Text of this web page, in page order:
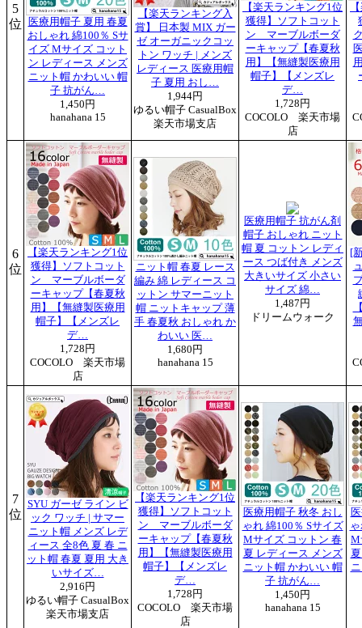
5
位
医療用帽子 夏用 春夏
おしゃれ 綿100％ Sサ
イズ Mサイズ コット
ン レディース メンズ
ニット帽 かわいい 帽
子 抗がん…
1,450円
hanahana 15
【楽天ランキング入
賞】 日本製 MIX ガー
ゼ オーガニックコッ
トン ワッチ | メンズ
レディース 医療用帽
子 夏用 おし…
1,944円
ゆるい帽子 CasualBox
楽天市場支店
【楽天ランキング1位
獲得】ソフトコット
ン マーブルボーダ
ーキャップ【春夏秋
用】【無縫製医療用
帽子】【メンズレ
デ…
1,728円
COCOLO 楽天市場
店
6
位
【楽天ランキング1位
獲得】ソフトコット
ン マーブルボーダ
ーキャップ【春夏秋
用】【無縫製医療用
帽子】【メンズレ
デ…
1,728円
COCOLO 楽天市場
店
ニット帽 春夏 レース
編み 綿 レディース コ
ットン サマーニット
帽 ニットキャップ 薄
手 春夏秋 おしゃれ か
わいい 医…
1,680円
hanahana 15
医療用帽子 抗がん剤
帽子 おしゃれ ニット
帽 夏 コットン レディ
ース つば付き メンズ
大きいサイズ 小さい
サイズ 綿…
1,487円
ドリームウォーク
[
7
位
SYU ガーゼ ライン ビ
ック ワッチ | サマー
ニット帽 メンズ レデ
ィース 全8色 夏 春 ニ
ット帽 春夏 夏用 大き
いサイズ…
2,916円
ゆるい帽子 CasualBox
楽天市場支店
【楽天ランキング1位
獲得】ソフトコット
ン マーブルボーダ
ーキャップ【春夏秋
用】【無縫製医療用
帽子】【メンズレ
デ…
1,728円
COCOLO 楽天市場
店
医療用帽子 秋冬 おし
ゃれ 綿100％ Sサイズ
Mサイズ コットン 春
夏 レディース メンズ
ニット帽 かわいい 帽
子 抗がん…
1,450円
hanahana 15
M